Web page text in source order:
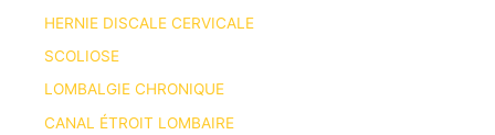
HERNIE DISCALE CERVICALE
SCOLIOSE
LOMBALGIE CHRONIQUE
CANAL ÉTROIT LOMBAIRE